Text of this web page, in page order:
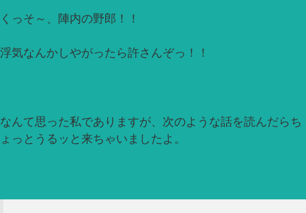
くっそ～、陣内の野郎！！
浮気なんかしやがったら許さんぞっ！！
なんて思った私でありますが、次のような話を読んだらち
ょっとうるッと来ちゃいましたよ。